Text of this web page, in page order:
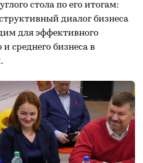
стола по его итогам:
диалог бизнеса
для эффективного
среднего бизнеса в